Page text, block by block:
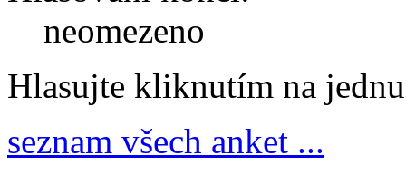
neomezeno
Hlasujte kliknutím na
seznam všech anket ...